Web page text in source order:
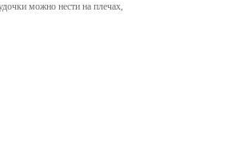
можно нести на плечах,